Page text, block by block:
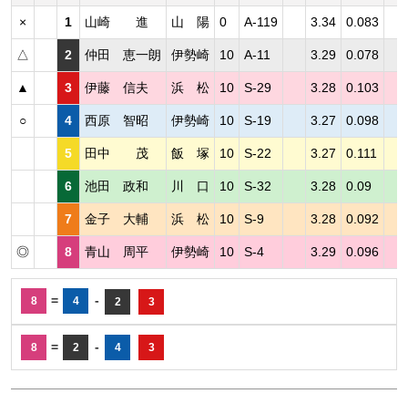
× 1 山崎 進 山 陽 0 A-119 3.34 0.083
△ 2 仲田 恵一朗 伊勢崎 10 A-11 3.29 0.078
▲ 3 伊藤 信夫 浜 松 10 S-29 3.28 0.103
○ 4 西原 智昭 伊勢崎 10 S-19 3.27 0.098
5 田中 茂 飯 塚 10 S-22 3.27 0.111
6 池田 政和 川 口 10 S-32 3.28 0.09
7 金子 大輔 浜 松 10 S-9 3.28 0.092
◎ 8 青山 周平 伊勢崎 10 S-4 3.29 0.096
8 = 4 - 2 3
8 = 2 - 4 3